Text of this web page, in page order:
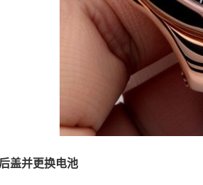
盖并更换电池